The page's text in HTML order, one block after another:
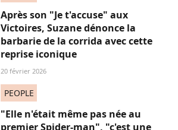
Après son "Je t'accuse" aux
Victoires, Suzane dénonce la
barbarie de la corrida avec cette
reprise iconique
20 février 2026
PEOPLE
"Elle n'était même pas née au
premier Spider-man", "c'est une